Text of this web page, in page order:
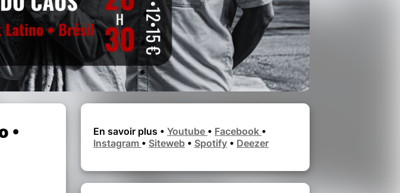
•
En savoir plus • Youtube • Facebook •
Instagram • Siteweb • Spotify • Deezer